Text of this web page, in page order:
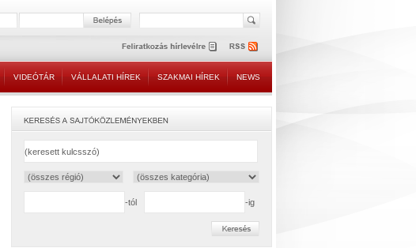
VIDEÓTÁR VÁLLALATI HÍREK SZAKMAI HÍREK NEWS
-tól -ig